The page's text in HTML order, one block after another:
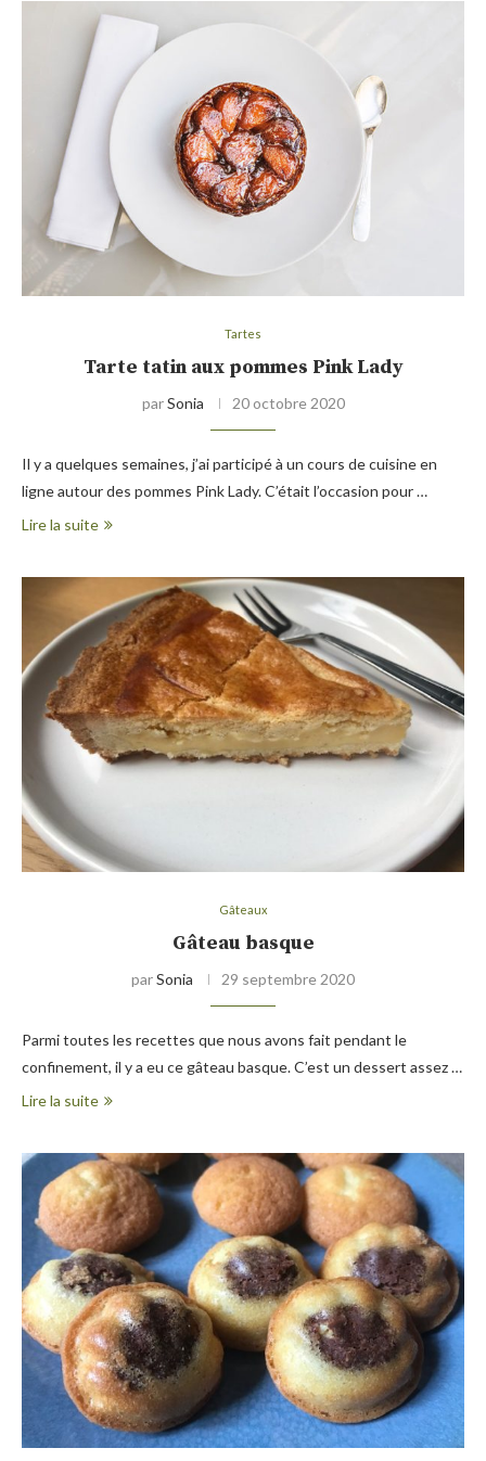
Tartes
Tarte tatin aux pommes Pink Lady
parSonia 20 octobre 2020
Il y a quelques semaines, j’ai participé à un cours de cuisine en
ligne autour des pommes Pink Lady. C’était l’occasion pour …
Lire la suite
Gâteaux
Gâteau basque
parSonia 29 septembre 2020
Parmi toutes les recettes que nous avons fait pendant le
confinement, il y a eu ce gâteau basque. C’est un dessert assez …
Lire la suite